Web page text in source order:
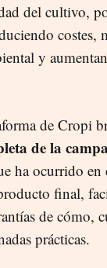
del cultivo,
costes,
y
de Cropi
de la
ha ocurrido en
final,
de cómo,
prácticas.